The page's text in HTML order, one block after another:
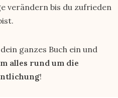
verändern bis du zufrieden
ganzes Buch ein und
alles rund um die
!